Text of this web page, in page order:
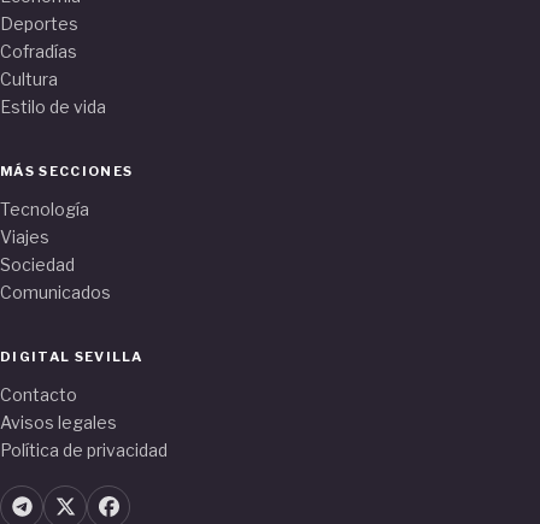
Deportes
Cofradías
Cultura
Estilo de vida
MÁS SECCIONES
Tecnología
Viajes
Sociedad
Comunicados
DIGITAL SEVILLA
Contacto
Avisos legales
Política de privacidad